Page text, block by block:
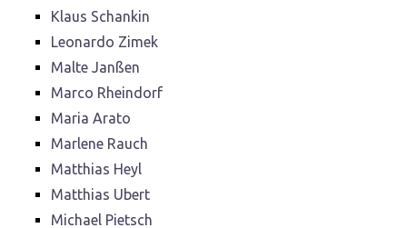
Klaus Schankin
Leonardo Zimek
Malte Janßen
Marco Rheindorf
Maria Arato
Marlene Rauch
Matthias Heyl
Matthias Ubert
Michael Pietsch